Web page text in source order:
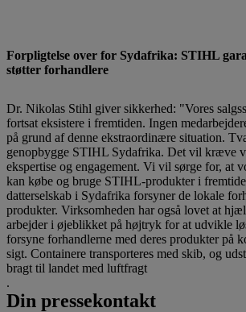
Forpligtelse over for Sydafrika: STIHL
støtter forhandlere
Dr. Nikolas Stihl giver sikkerhed: "Vores
fortsat eksistere i fremtiden. Ingen
på grund af denne ekstraordinære situation.
genopbygge STIHL Sydafrika. Det vil kræve
ekspertise og engagement. Vi vil sørge for, at
kan købe og bruge STIHL-produkter i
datterselskab i Sydafrika forsyner de lokale
produkter. Virksomheden har også lovet at
arbejder i øjeblikket på højtryk for at udvikle
forsyne forhandlerne med deres produkter på
sigt. Containere transporteres med skib, og
bragt til landet med luftfragt
.
Din pressekontakt